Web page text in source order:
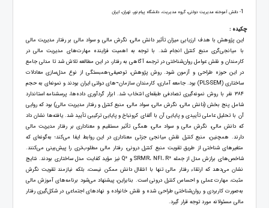
1- دانش آموخته مدیریت دولتی، گروه مدیریت، دانشگاه پیام نور، تهران، ایران
چکیده :
این پژوهش با هدف ارزیابی میزان تأثیر دانش مالی، نگرش مالی و سواد مالی بر رفتار مدیریت مالی
با میانجی‌گری منبع کنترل انجام شد. با توجه به اهمیت فزاینده مهارت‌های مدیریت مالی در
کارمندان و نقش عوامل روان‌شناختی در ترجمه آگاهی به رفتار، در این مطالعه تلاش شد تا مدلی جامع
در این حوزه طراحی و آزمون شود. روش پژوهش، توصیفی-همبستگی از نوع مدل‌سازی معادلات
ساختاری (PLS-SEM) بود. جامعه آماری، کارمندان سازمان¬های دولتی ایران بودند و نمونه‌ای به حجم
۳۸۴ نفر با روش نمونه‌گیری تصادفی طبقه‌ای انتخاب شد. ابزار گردآوری داده‌ها، پرسشنامه استاندارد
شامل پنج بخش (دانش مالی، نگرش مالی، سواد مالی، منبع کنترل و رفتار مدیریت مالی) بود که روایی
آن با تحلیل عاملی تأییدی و پایایی آن با آلفای کرونباخ و پایایی ترکیبی تأیید شد. یافته‌ها نشان داد
که دانش مالی، نگرش مالی و سواد مالی، همگی تأثیر مستقیم و معناداری بر رفتار مدیریت مالی
دارند. همچنین، منبع کنترل نقش میانجی جزئی معناداری در این روابط ایفا می‌کند؛ به‌گونه‌ای که
متغیرهای شناختی از طریق تقویت منبع کنترل درونی، رفتار مالی مطلوب‌تری را پیش‌بینی می‌کنند.
شاخص‌های برازش مدل از جمله SRMR، NFI، R² و Q² نیز مؤید کفایت مدل ساختاری بودند. نتایج
نشان می‌دهد که ارتقاء رفتار مالی تنها با انتقال دانش ممکن نیست، بلکه نیازمند تقویت نگرش
مثبت، مهارت عملی و احساس کنترل درونی است. بنابراین، پیشنهاد می‌شود برنامه‌های آموزش مالی
به‌صورت کاربردی و روان‌شناختی طراحی شده و نقش خانواده و نهادهای اجتماعی در شکل‌گیری رفتار
مالی مسئولانه مورد توجه قرار گیرد.